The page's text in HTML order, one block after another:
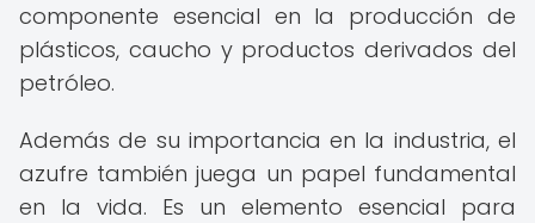
componente esencial en la producción de
plásticos, caucho y productos derivados del
petróleo.
Además de su importancia en la industria, el
azufre también juega un papel fundamental
en la vida. Es un elemento esencial para